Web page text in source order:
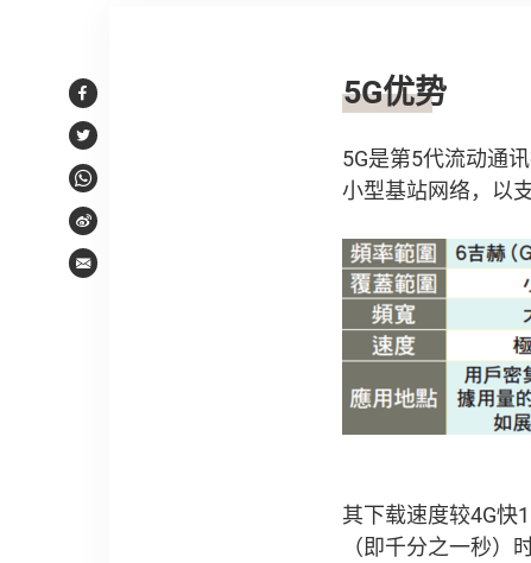
Facebook
Twitter
WhatsApp
Weibo
Email
5G优势
5G是第5代流动通
小型基站网络，以
其下载速度较4G快
（即千分之一秒